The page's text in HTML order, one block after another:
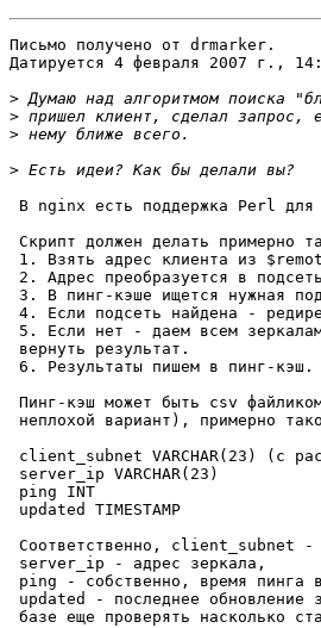
Письмо получено от drmarker.
Датируется 4 февраля 2007 г.,
>
>
>
>
В nginx есть поддержка Perl для
Скрипт должен делать примерно
1. Взять адрес клиента из
2. Адрес преобразуется в
3. В пинг-кэше ищется нужная
4. Если подсеть найдена -
5. Если нет - даем всем
вернуть результат.
6. Результаты пишем в пинг-кэш.
Пинг-кэш может быть csv
неплохой вариант), примерно
client_subnet VARCHAR(23) (с
server_ip VARCHAR(23)
ping INT
updated TIMESTAMP
Соответственно, client_subnet -
server_ip - адрес зеркала,
ping - собственно, время пинга
updated - последнее обновление
базе еще проверять насколько